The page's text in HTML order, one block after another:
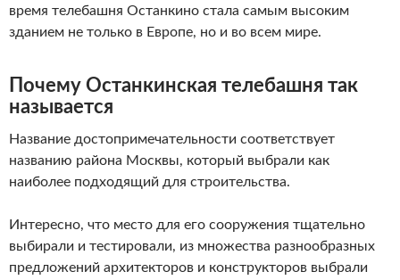
время телебашня Останкино стала самым высоким
зданием не только в Европе, но и во всем мире.
Почему Останкинская телебашня так
называется
Название достопримечательности соответствует
названию района Москвы, который выбрали как
наиболее подходящий для строительства.
Интересно, что место для его сооружения тщательно
выбирали и тестировали, из множества разнообразных
предложений архитекторов и конструкторов выбрали